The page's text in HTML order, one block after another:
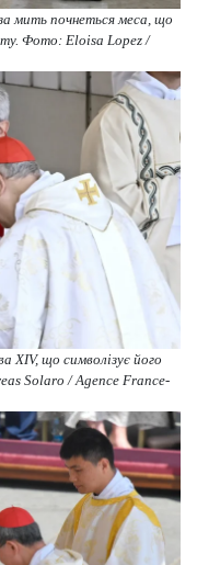
мить почнеться меса, що
Фото: Eloisa Lopez /
XIV, що символізує його
Solaro / Agence France-